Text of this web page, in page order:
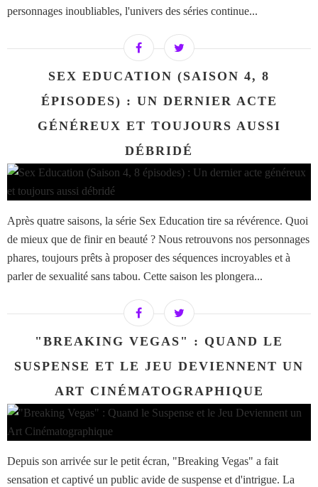
personnages inoubliables, l'univers des séries continue...
SEX EDUCATION (SAISON 4, 8
ÉPISODES) : UN DERNIER ACTE
GÉNÉREUX ET TOUJOURS AUSSI
DÉBRIDÉ
Après quatre saisons, la série Sex Education tire sa révérence. Quoi
de mieux que de finir en beauté ? Nous retrouvons nos personnages
phares, toujours prêts à proposer des séquences incroyables et à
parler de sexualité sans tabou. Cette saison les plongera...
"BREAKING VEGAS" : QUAND LE
SUSPENSE ET LE JEU DEVIENNENT UN
ART CINÉMATOGRAPHIQUE
Depuis son arrivée sur le petit écran, "Breaking Vegas" a fait
sensation et captivé un public avide de suspense et d'intrigue. La